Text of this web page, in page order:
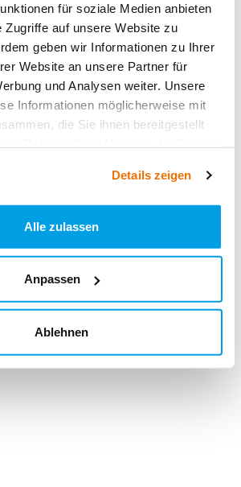
für soziale Medien anbieten
Zugriffe auf unsere Website zu
geben wir Informationen zu Ihrer
Website an unsere Partner für
und Analysen weiter. Unsere
Informationen möglicherweise mit
die Sie ihnen bereitgestellt
Details zeigen
Alle zulassen
Anpassen
Ablehnen